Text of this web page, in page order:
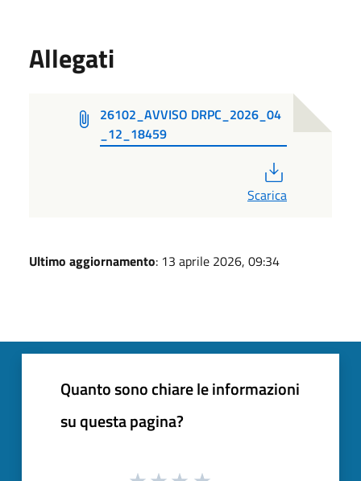
Allegati
26102_AVVISO DRPC_2026_04
_12_18459
Scarica
Ultimo aggiornamento: 13 aprile 2026, 09:34
Quanto sono chiare le informazioni
su questa pagina?